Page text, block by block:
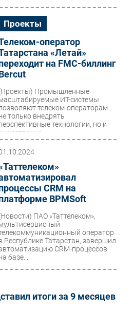
Проекты
оператор
«Летай»
на FMC-биллинг
Промышленные
ИТ-системы
телеком-операторам
только внедрять
технологии, но и
существенно...
CRM на
BPMSoft
ПАО «Таттелеком»,
оператор
Республике Татарстан, завершил
CRM-процессов
базе...
итоги за 9 месяцев